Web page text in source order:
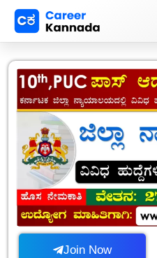
Join Now